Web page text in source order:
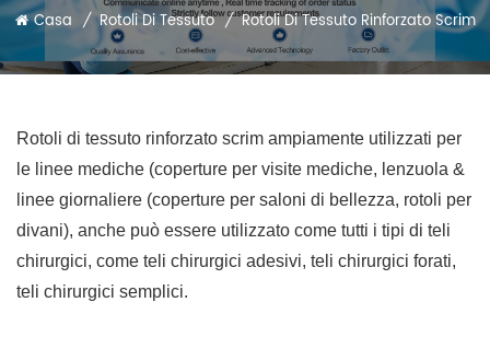
Casa / Rotoli Di Tessuto / Rotoli Di Tessuto Rinforzato Scrim
Rotoli di tessuto rinforzato scrim ampiamente utilizzati per
le linee mediche (coperture per visite mediche, lenzuola &
linee giornaliere (coperture per saloni di bellezza, rotoli per
divani), anche può essere utilizzato come tutti i tipi di teli
chirurgici, come teli chirurgici adesivi, teli chirurgici forati,
teli chirurgici semplici.